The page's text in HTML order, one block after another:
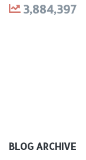
3,884,397
BLOG ARCHIVE